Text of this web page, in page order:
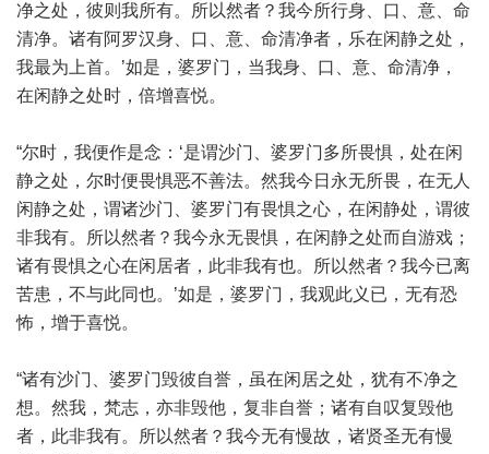
净之处，彼则我所有。所以然者？我今所行身、口、意、命
清净。诸有阿罗汉身、口、意、命清净者，乐在闲静之处，
我最为上首。’如是，婆罗门，当我身、口、意、命清净，
在闲静之处时，倍增喜悦。
“尔时，我便作是念：‘是谓沙门、婆罗门多所畏惧，处在闲
静之处，尔时便畏惧恶不善法。然我今日永无所畏，在无人
闲静之处，谓诸沙门、婆罗门有畏惧之心，在闲静处，谓彼
非我有。所以然者？我今永无畏惧，在闲静之处而自游戏；
诸有畏惧之心在闲居者，此非我有也。所以然者？我今已离
苦患，不与此同也。’如是，婆罗门，我观此义已，无有恐
怖，增于喜悦。
“诸有沙门、婆罗门毁彼自誉，虽在闲居之处，犹有不净之
想。然我，梵志，亦非毁他，复非自誉；诸有自叹复毁他
者，此非我有。所以然者？我今无有慢故，诸贤圣无有慢